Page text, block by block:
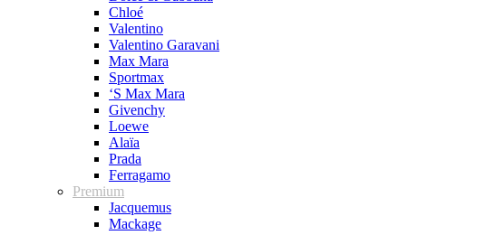
Chloé
Valentino
Valentino Garavani
Max Mara
Sportmax
‘S Max Mara
Givenchy
Loewe
Alaïa
Prada
Ferragamo
Premium
Jacquemus
Mackage